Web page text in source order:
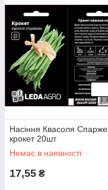
Насіння Квасоля
крокет 20шт
Немає в наявності
17,55 ₴